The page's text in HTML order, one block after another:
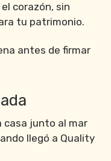
corazón, sin
tu patrimonio.
antes de firmar
casa junto al mar
llegó a Quality